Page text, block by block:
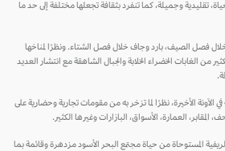
تقليدية وجميلة، كما تنفرد بثقافة تجعلها مختلفة إلى حد ما
فصل الصيف، بارد وجاف خلال فصل الشتاء. ونظرًا لمناخها
الغابات الخضراء الخلابة والجبال الشاهقة مع انتشار العديد
الأخيرة، نظرًا لما تزخر به من مقومات تجارية وحضارية على
العمارة، الأسواق، البازارات وغيرها الكثير.
المستوحاة من حياة مجتمع البحر الأسود مزدهرة وقائمة بما